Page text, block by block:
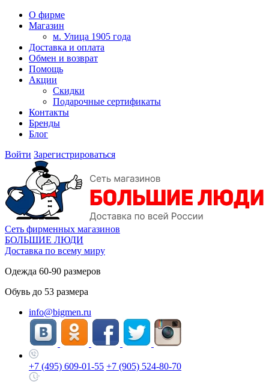
О фирме
Магазин
м. Улица 1905 года
Доставка и оплата
Обмен и возврат
Помощь
Акции
Скидки
Подарочные сертификаты
Контакты
Бренды
Блог
Войти Зарегистрироваться
Сеть фирменных магазинов
БОЛЬШИЕ ЛЮДИ
Доставка по всему миру
Одежда 60-90 размеров
Обувь до 53 размера
info@bigmen.ru
+7 (495) 609-01-55 +7 (905) 524-80-70